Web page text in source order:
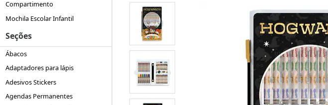
Compartimento
Mochila Escolar Infantil
Seções
Ábacos
Adaptadores para lápis
Adesivos Stickers
Agendas Permanentes